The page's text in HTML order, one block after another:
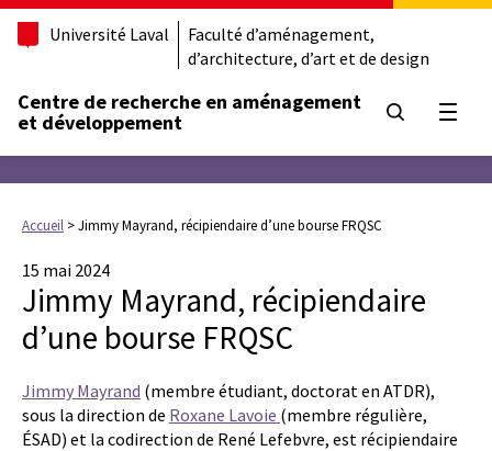
Université Laval
Faculté d’aménagement,
d’architecture, d’art et de design
Centre de recherche en aménagement
et développement
Accueil >Jimmy Mayrand, récipiendaire d’une bourse FRQSC
15 mai 2024
Jimmy Mayrand, récipiendaire
d’une bourse FRQSC
Jimmy Mayrand (membre étudiant, doctorat en ATDR),
sous la direction de Roxane Lavoie (membre régulière,
ÉSAD) et la codirection de René Lefebvre, est récipiendaire